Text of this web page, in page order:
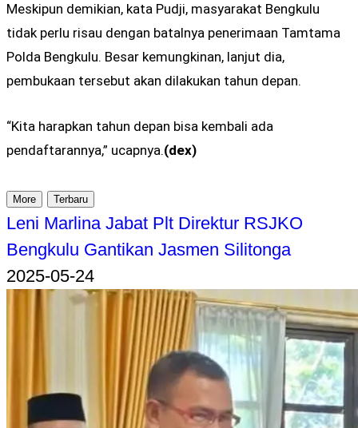
Meskipun demikian, kata Pudji, masyarakat Bengkulu
tidak perlu risau dengan batalnya penerimaan Tamtama
Polda Bengkulu. Besar kemungkinan, lanjut dia,
pembukaan tersebut akan dilakukan tahun depan.
“Kita harapkan tahun depan bisa kembali ada
pendaftarannya,” ucapnya.(dex)
More Terbaru
Leni Marlina Jabat Plt Direktur RSJKO
Bengkulu Gantikan Jasmen Silitonga
2025-05-24